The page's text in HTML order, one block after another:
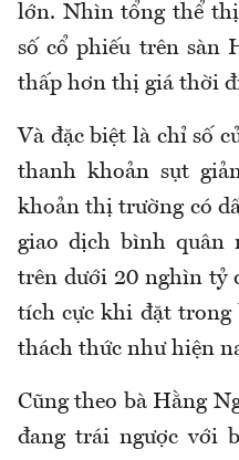
lớn. Nhìn tổng thể
số cổ phiếu trên sàn
thấp hơn thị giá thời
Và đặc biệt là chỉ số
thanh khoản sụt
khoản thị trường có
giao dịch bình quân
trên dưới 20 nghìn tỷ
tích cực khi đặt trong
thách thức như hiện
Cũng theo bà Hằng
đang trái ngược với